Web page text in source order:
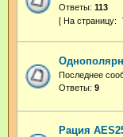
Ответы: 113
Последнее
Ответы: 9
Рация